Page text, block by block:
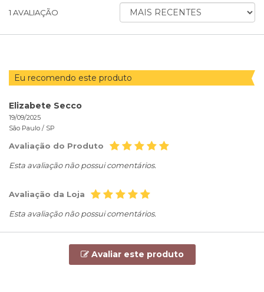
1 AVALIAÇÃO
ORDENAR
AVALIAÇÕES
Eu recomendo este produto
Elizabete Secco
19/09/2025
São Paulo / SP
Avaliação do Produto
Esta avaliação não possui comentários.
Avaliação da Loja
Esta avaliação não possui comentários.
Avaliar este produto